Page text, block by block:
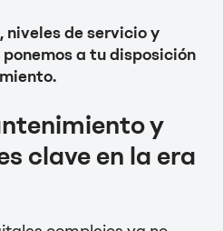
niveles de servicio y
a tu disposición
y
clave en la era